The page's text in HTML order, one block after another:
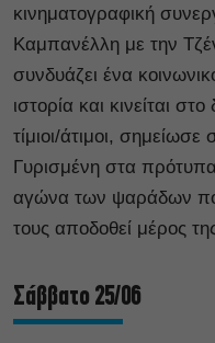
κινηματογραφική
Καμπανέλλη με την
συνδυάζει ένα
ιστορία και κινείται
τίμιοι/άτιμοι, σημείωσε
Γυρισμένη στα πρότυπα
αγώνα των ψαράδων
τους αποδοθεί μέρος
Σάββατο 25/06